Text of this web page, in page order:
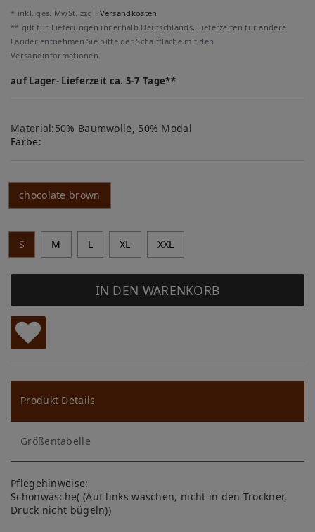
* inkl. ges. MwSt. zzgl. Versandkosten
** gilt für Lieferungen innerhalb Deutschlands, Lieferzeiten für andere
Länder entnehmen Sie bitte der Schaltfläche mit den
Versandinformationen.
auf Lager- Lieferzeit ca. 5-7 Tage**
Material:50% Baumwolle, 50% Modal
Farbe:
chocolate brown
S M L XL XXL
IN DEN WARENKORB
W
u
ns
ch
lis
te
Produkt Details
Größentabelle
Pflegehinweise:
Schonwäsche( (Auf links waschen, nicht in den Trockner,
Druck nicht bügeln))